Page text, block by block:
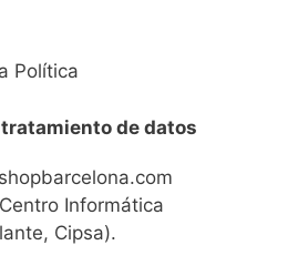
Política
tamiento de datos
Informática
Cipsa).